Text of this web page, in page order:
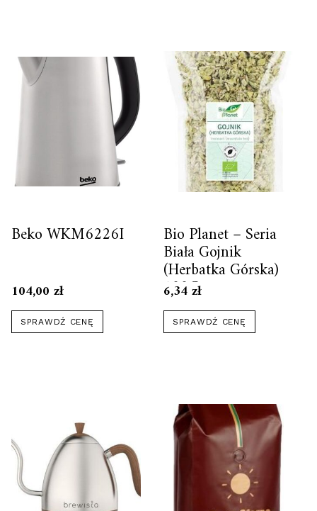
Beko WKM6226I
104,00 zł
SPRAWDŹ CENĘ
Bio Planet – Seria
Biała Gojnik
(Herbatka Górska)
100G
6,34zł
SPRAWDŹ CENĘ